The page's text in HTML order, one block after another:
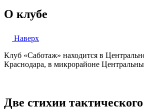
О клубе
Наверх
Клуб «Саботаж» находится в
Краснодара, в микрорайоне
Две стихии